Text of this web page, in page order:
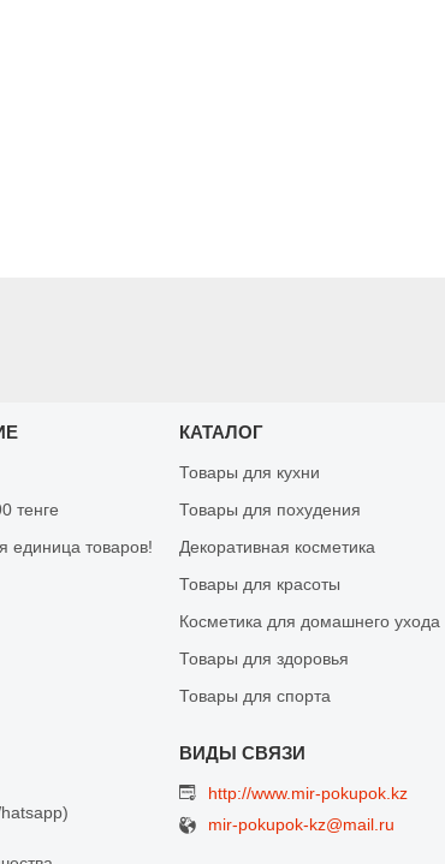
тенге
единица товаров!
КАТАЛОГ
Товары для кухни
Товары для похудения
Декоративная косметика
Товары для красоты
Косметика для домашнего ухода
Товары для здоровья
Товары для спорта
http://www.mir-pokupok.kz
mir-pokupok-kz@mail.ru